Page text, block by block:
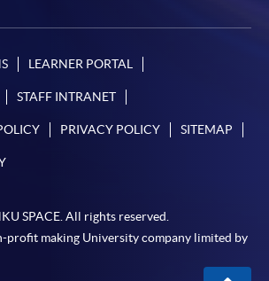
LEARNER PORTAL
STAFF INTRANET
PRIVACY POLICY SITEMAP
SPACE. All rights reserved.
profit making University company limited by